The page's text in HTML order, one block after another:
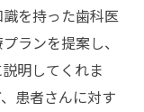
を持った歯科医
ランを提案し、
明してくれま
患者さんに対す